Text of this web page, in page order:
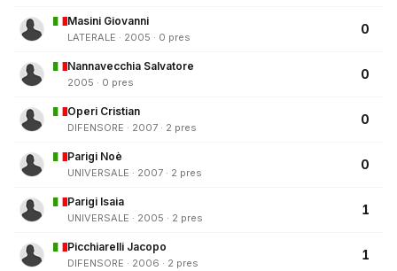
Masini Giovanni
LATERALE · 2005 · 0 pres
0
Nannavecchia Salvatore
2005 · 0 pres
0
Operi Cristian
DIFENSORE · 2007 · 2 pres
0
Parigi Noè
UNIVERSALE · 2007 · 2 pres
0
Parigi Isaia
UNIVERSALE · 2005 · 2 pres
1
Picchiarelli Jacopo
DIFENSORE · 2006 · 2 pres
1